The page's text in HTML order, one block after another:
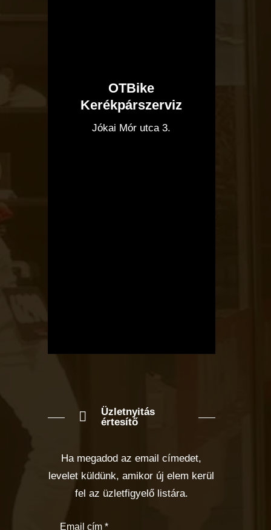
OTBike
Kerékpárszerviz
Jókai Mór utca 3.
Üzletnyitás
értesítő
Ha megadod az email címedet,
levelet küldünk, amikor új elem kerül
fel az üzletfigyelő listára.
Email cím *